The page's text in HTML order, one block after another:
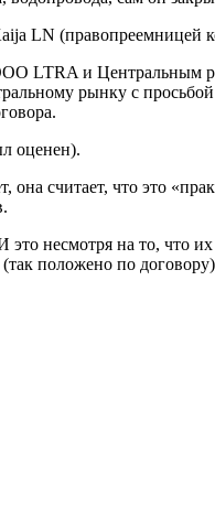
LN (правопреемницей
LTRA и Центральным
рынку с
оценен).
считает, что это
несмотря на то, что их
положено по